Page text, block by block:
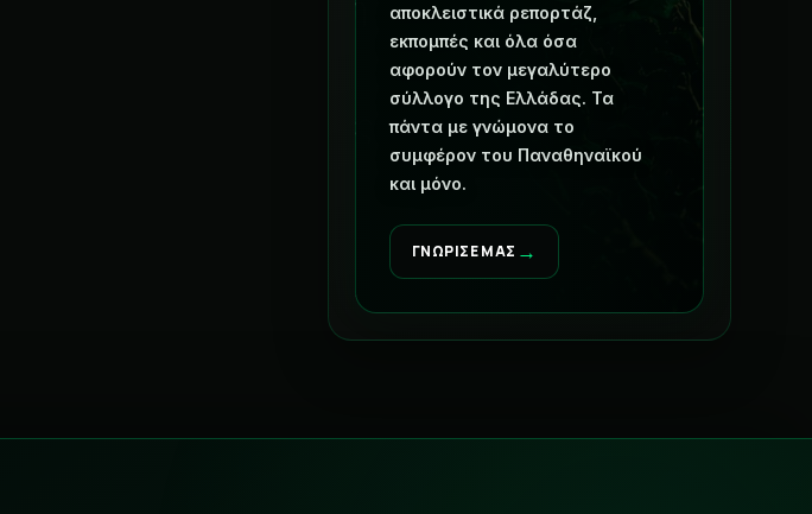
αποκλειστικά ρεπορτάζ,
εκπομπές και όλα όσα
αφορούν τον μεγαλύτερο
σύλλογο της Ελλάδας. Τα
πάντα με γνώμονα το
συμφέρον του Παναθηναϊκού
και μόνο.
ΓΝΩΡΙΣΕ ΜΑΣ →